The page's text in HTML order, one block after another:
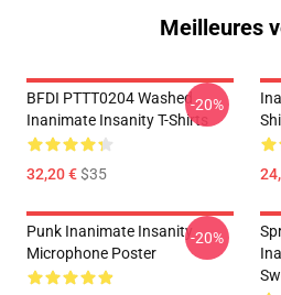
Meilleures
BFDI PTTT0204 Washed
Inanimate Insanity T-Shirts
32,20 €$35
-20%
Punk Inanimate Insanity
Microphone Poster
-20%